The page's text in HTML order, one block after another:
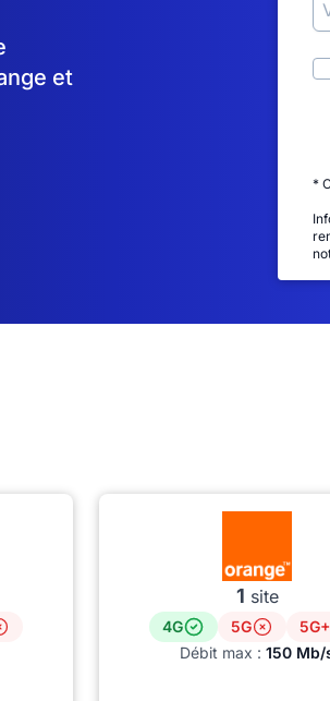
et
*
1 site
4G 5G
5G+
Débit max : 150 Mb/